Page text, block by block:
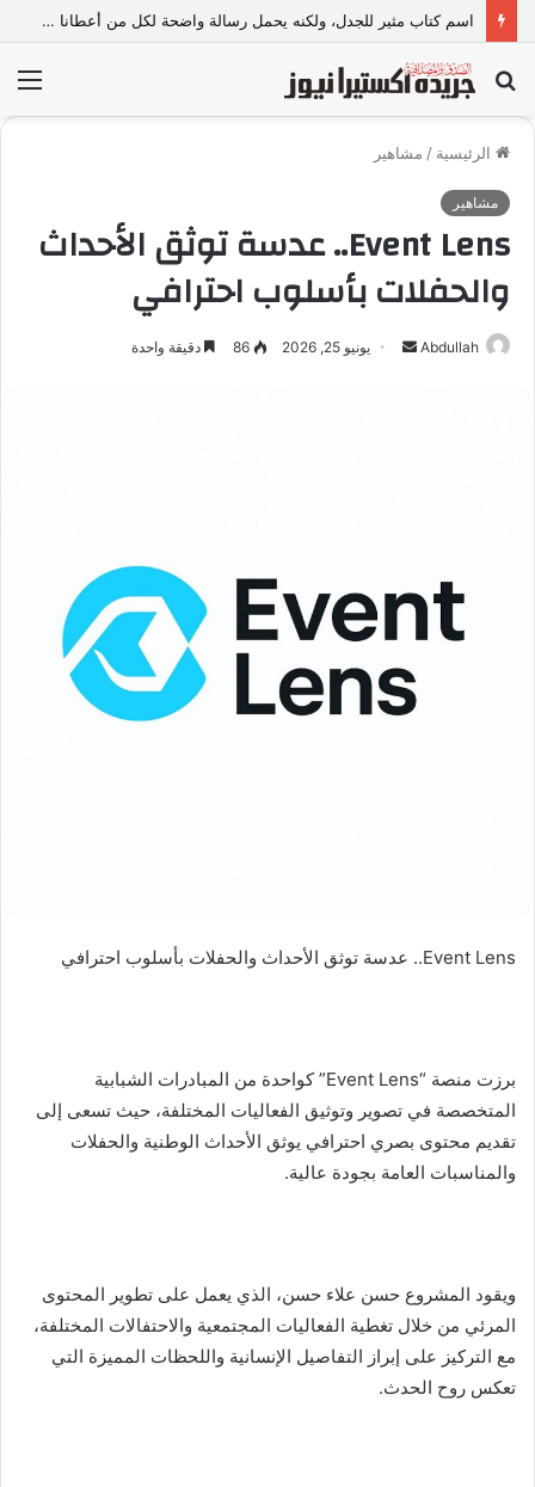
لماذا يهرب الإنسان إلى الفن عندما تعجزه الكلمات؟
بحث
عن
الرئيسية / مشاهير
مشاهير
Event Lens.. عدسة توثق الأحداث
والحفلات بأسلوب احترافي
Abdullah
إ
ت
ر
يونيو 25, 2026 86 دقيقة واحدة
Event Lens.. عدسة توثق الأحداث والحفلات بأسلوب احترافي
برزت منصة “Event Lens” كواحدة من المبادرات الشبابية
المتخصصة في تصوير وتوثيق الفعاليات المختلفة، حيث تسعى إلى
تقديم محتوى بصري احترافي يوثق الأحداث الوطنية والحفلات
والمناسبات العامة بجودة عالية.
ويقود المشروع حسن علاء حسن، الذي يعمل على تطوير المحتوى
المرئي من خلال تغطية الفعاليات المجتمعية والاحتفالات المختلفة،
مع التركيز على إبراز التفاصيل الإنسانية واللحظات المميزة التي
تعكس روح الحدث.